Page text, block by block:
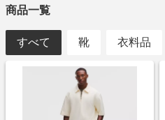
・同月内に同一住所に配送され
満までのご注文はポイント対象
商品一覧
すべて 靴 衣料品